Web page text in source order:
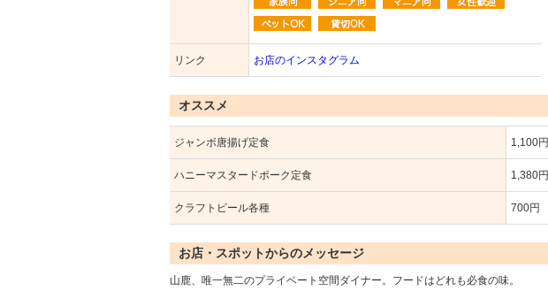
リンク お店のインスタグラム
オススメ
ジャンボ唐揚げ定食 1,100円
ハニーマスタードポーク定食 1,380円
クラフトビール各種 700円
お店・スポットからのメッセージ
山鹿、唯一無二のプライベート空間ダイナー。フードはどれも必食の味。